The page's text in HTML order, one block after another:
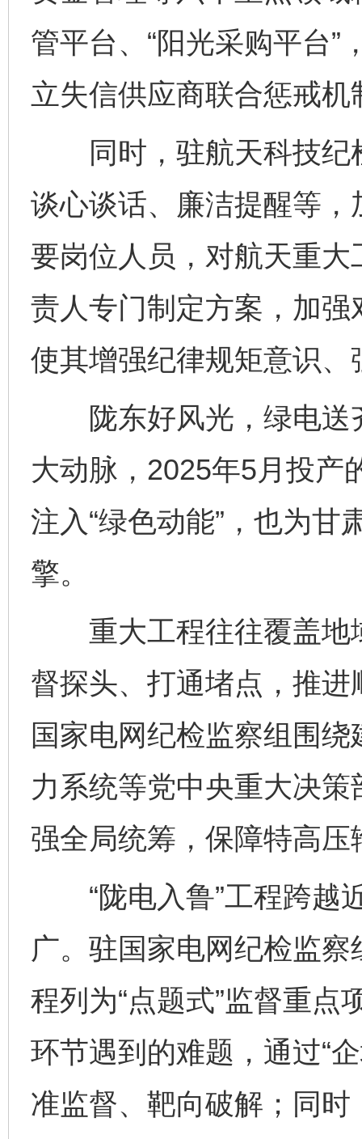
管平台、“阳光采购平台
立失信供应商联合惩戒
同时，驻航天科技纪
谈心谈话、廉洁提醒等
要岗位人员，对航天重
责人专门制定方案，加
使其增强纪律规矩意识
陇东好风光，绿电送
大动脉，2025年5月投产
注入“绿色动能”，也为
擎。
重大工程往往覆盖地
督探头、打通堵点，推
国家电网纪检监察组围
力系统等党中央重大决
强全局统筹，保障特高
“陇电入鲁”工程跨越
广。驻国家电网纪检监
程列为“点题式”监督重点
环节遇到的难题，通过“
准监督、靶向破解；同